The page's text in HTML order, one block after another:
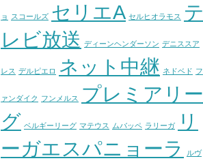
ョ スコールズ セリエA セルヒオラモス
テ
レビ放送 ディーンヘンダーソン デニススア
レス デルピエロ ネット中継 ネドベド フ
ァンダイク フンメルス
プレミアリー
グ ベルギーリーグ マテウス ムバッペ ラリーガ
リ
ーガエスパニョーラ
ルヴ